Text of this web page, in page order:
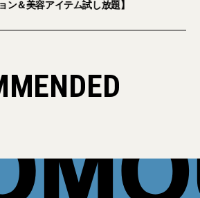
ン＆美容アイテム試し放題】